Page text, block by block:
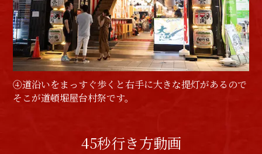
④道沿いをまっすぐ歩くと右手に大きな提灯があるので
そこが道頓堀屋台村祭です。
45秒行き方動画